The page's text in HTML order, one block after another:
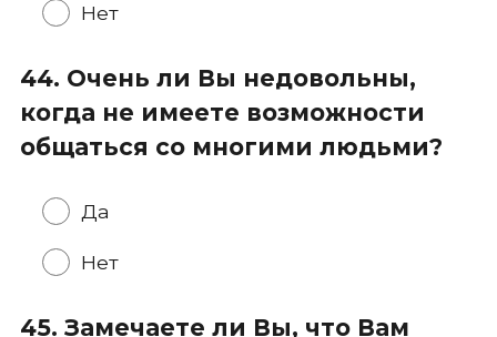
Нет
44. Очень ли Вы недовольны,
когда не имеете возможности
общаться со многими людьми?
Да
Нет
45. Замечаете ли Вы, что Вам